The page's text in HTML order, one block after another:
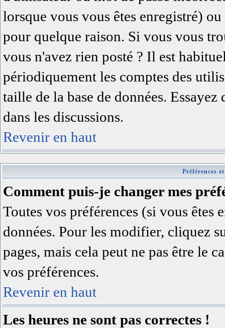
lorsque vous vous êtes enregistré)
pour quelque raison. Si vous vous
vous n'avez rien posté ? Il est
périodiquement les comptes des
taille de la base de données.
dans les discussions.
Revenir en haut
Préférences
Comment puis-je changer mes
Toutes vos préférences (si vous êtes
données. Pour les modifier, cliquez
pages, mais cela peut ne pas être le
vos préférences.
Revenir en haut
Les heures ne sont pas correctes !